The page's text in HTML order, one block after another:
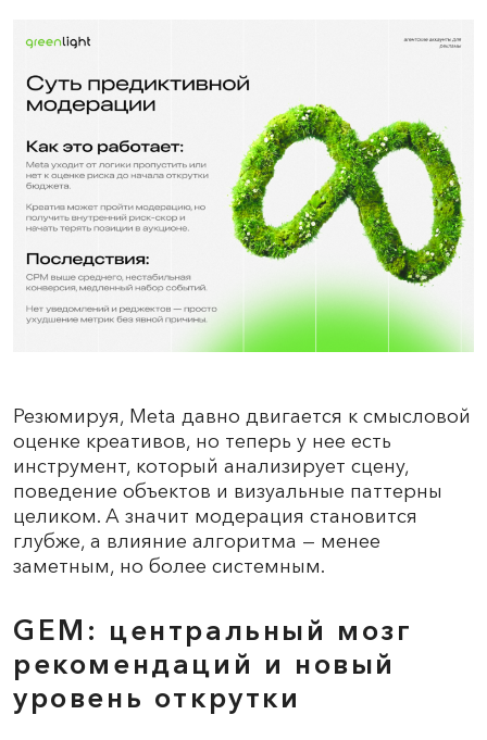
Резюмируя, Meta давно двигается к смысловой
оценке креативов, но теперь у нее есть
инструмент, который анализирует сцену,
поведение объектов и визуальные паттерны
целиком. А значит модерация становится
глубже, а влияние алгоритма — менее
заметным, но более системным.
GEM: центральный мозг
рекомендаций и новый
уровень открутки